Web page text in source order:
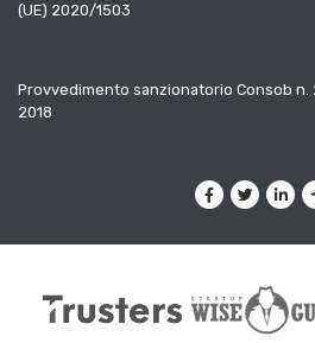
(UE) 2020/1503
Provvedimento sanzionatorio Consob
2018